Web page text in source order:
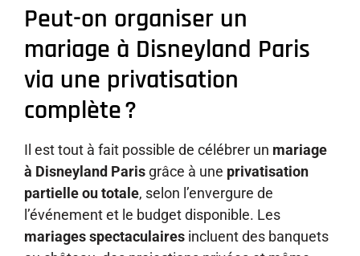
Peut-on organiser un
mariage à Disneyland Paris
via une privatisation
complète ?
Il est tout à fait possible de célébrer un mariage
à Disneyland Paris grâce à une privatisation
partielle ou totale, selon l’envergure de
l’événement et le budget disponible. Les
mariages spectaculaires incluent des banquets